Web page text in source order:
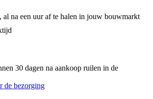
al na een uur af te halen in jouw bouwmarkt
30 dagen na aankoop ruilen in de
de bezorging